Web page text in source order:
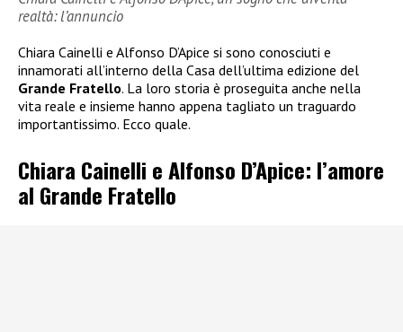
realtà: l’annuncio
Chiara Cainelli e Alfonso D’Apice si sono conosciuti e
innamorati all’interno della Casa dell’ultima edizione del
Grande Fratello. La loro storia è proseguita anche nella
vita reale e insieme hanno appena tagliato un traguardo
importantissimo. Ecco quale.
Chiara Cainelli e Alfonso D’Apice: l’amore
al Grande Fratello